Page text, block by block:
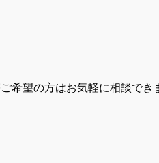
希望の方はお気軽に相談でき